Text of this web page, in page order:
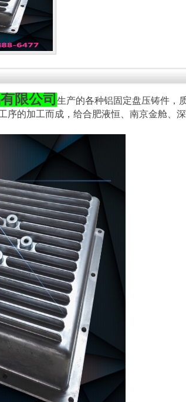
限公司 生产的各种铝固定盘压铸件，
序的加工而成，给合肥液恒、南京金舱、